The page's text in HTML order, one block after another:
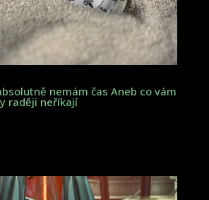
nemám čas Aneb co vám
raději neříkají